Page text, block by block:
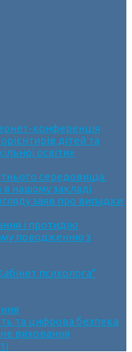
конференція
дітей та
освіти»
середовища.
в нашому закладі
заяв про випадки
і протидію
поводженню з
психолога”
та цифрова безпека
виховання